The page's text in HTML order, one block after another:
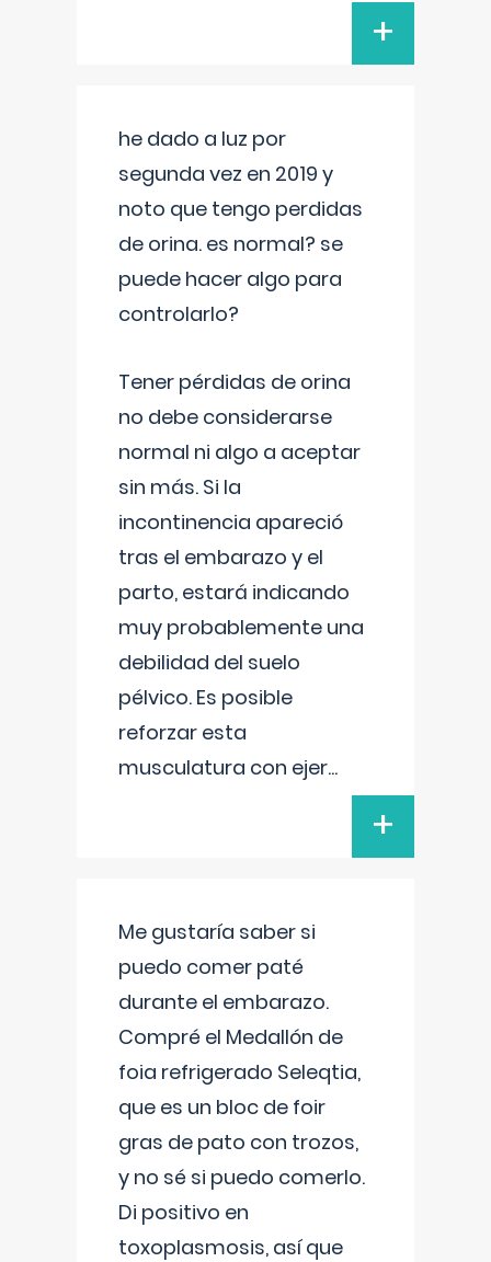
+
he dado a luz por
segunda vez en 2019 y
noto que tengo perdidas
de orina. es normal? se
puede hacer algo para
controlarlo?
Tener pérdidas de orina
no debe considerarse
normal ni algo a aceptar
sin más. Si la
incontinencia apareció
tras el embarazo y el
parto, estará indicando
muy probablemente una
debilidad del suelo
pélvico. Es posible
reforzar esta
musculatura con ejer...
+
Me gustaría saber si
puedo comer paté
durante el embarazo.
Compré el Medallón de
foia refrigerado Seleqtia,
que es un bloc de foir
gras de pato con trozos,
y no sé si puedo comerlo.
Di positivo en
toxoplasmosis, así que